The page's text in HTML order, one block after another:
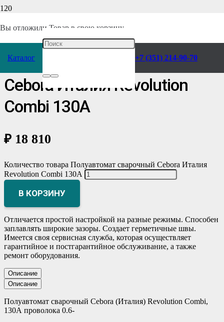
Вы отложили Товар в свою корзину.
Каталог +7 (351) 214-90-70
Главная/Каталог/Сварочное оборудование
Полуавтомат сварочный
Сebora Италия Revolution
Сombi 130А
₽ 18 810
Количество товара Полуавтомат сварочный Сebora Италия
Revolution Сombi 130А
В КОРЗИНУ
Отличается простой настройкой на разные режимы. Способен
заплавлять широкие зазоры. Создает герметичные швы.
Имеется своя сервисная служба, которая осуществляет
гарантийное и постгарантийное обслуживание, а также
ремонт оборудования.
Описание
Описание
Полуавтомат сварочный Сebora (Италия) Revolution Сombi,
130А проволока 0.6-